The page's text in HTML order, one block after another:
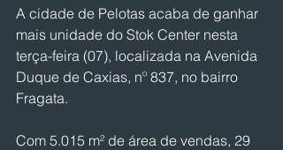
A cidade de Pelotas acaba de ganhar
mais unidade do Stok Center nesta
terça-feira (07), localizada na Avenida
Duque de Caxias, nº 837, no bairro
Fragata.
Com 5.015 m² de área de vendas, 29